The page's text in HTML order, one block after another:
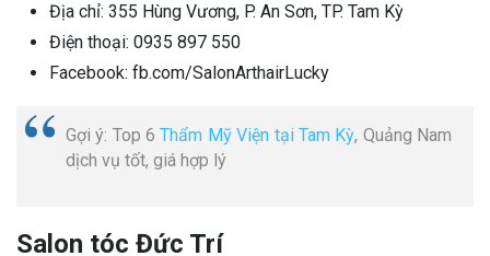
Địa chỉ: 355 Hùng Vương, P. An Sơn, TP. Tam Kỳ
Điện thoại: 0935 897 550
Facebook: fb.com/SalonArthairLucky
Gợi ý: Top 6Thẩm Mỹ Viện tại Tam Kỳ, Quảng Nam
dịch vụ tốt, giá hợp lý
Salon tóc Đức Trí